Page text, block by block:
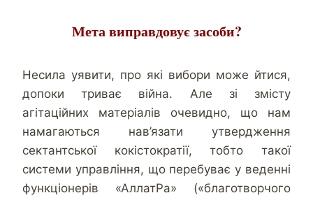
Мета виправдовує засоби?
Несила уявити, про які вибори може йтися,
допоки триває війна. Але зі змісту
агітаційних матеріалів очевидно, що нам
намагаються нав’язати утвердження
сектантської кокістократії, тобто такої
системи управління, що перебуває у веденні
функціонерів «АллатРа» («благотворчого